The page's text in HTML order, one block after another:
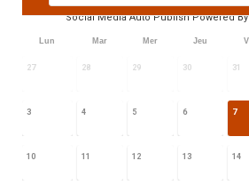
Lun Mar Mer Jeu
27 28 29 30 31
3 4 5 6 7
10 11 12 13 14
Social Media Auto PublishPowered